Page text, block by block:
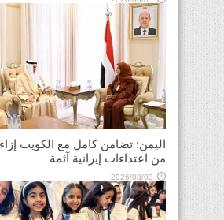
اليمن: تضامن كامل مع الكويت
من اعتداءات إيرانية آثمة
2026/08/03